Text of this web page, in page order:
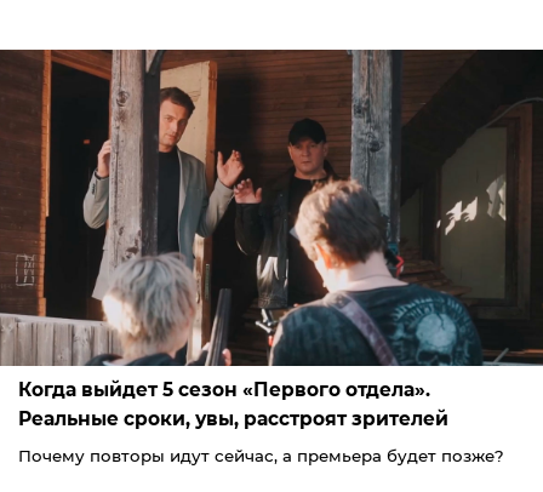
Когда выйдет 5 сезон «Первого отдела».
Реальные сроки, увы, расстроят зрителей
Почему повторы идут сейчас, а премьера будет позже?